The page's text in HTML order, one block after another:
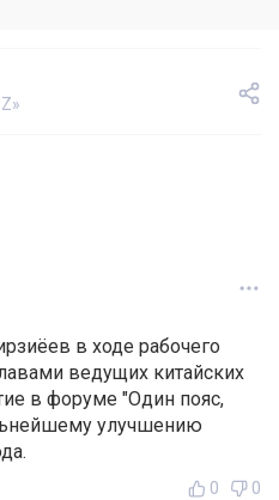
в ходе рабочего
ведущих китайских
в форуме "Один пояс,
улучшению
0 0